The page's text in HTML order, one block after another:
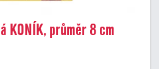
KONÍK, průměr 8 cm